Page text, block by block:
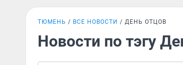
ТЮМЕНЬ ВСЕ НОВОСТИ ДЕНЬ ОТЦОВ
Новости по тэгу